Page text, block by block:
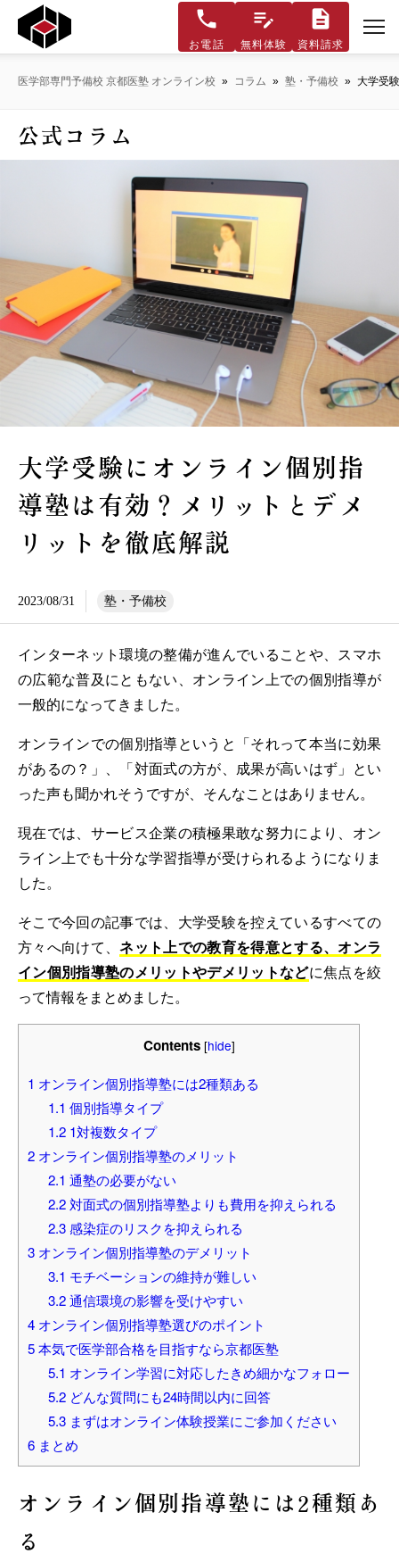
お電話 無料体験 資料請求
医学部専門予備校 京都医塾 オンライン校 » コラム » 塾・予備校 » 大学受
公式コラム
大学受験にオンライン個別指
導塾は有効？メリットとデメ
リットを徹底解説
2023/08/31 塾・予備校
インターネット環境の整備が進んでいることや、スマホ
の広範な普及にともない、オンライン上での個別指導が
一般的になってきました。
オンラインでの個別指導というと「それって本当に効果
があるの？」、「対面式の方が、成果が高いはず」とい
った声も聞かれそうですが、そんなことはありません。
現在では、サービス企業の積極果敢な努力により、オン
ライン上でも十分な学習指導が受けられるようになりま
した。
そこで今回の記事では、大学受験を控えているすべての
方々へ向けて、ネット上での教育を得意とする、オンラ
イン個別指導塾のメリットやデメリットなどに焦点を絞
って情報をまとめました。
Contents [hide]
1 オンライン個別指導塾には2種類ある
1.1 個別指導タイプ
1.21対複数タイプ
2 オンライン個別指導塾のメリット
2.1 通塾の必要がない
2.2対面式の個別指導塾よりも費用を抑えられる
2.3感染症のリスクを抑えられる
3 オンライン個別指導塾のデメリット
3.1 モチベーションの維持が難しい
3.2通信環境の影響を受けやすい
4 オンライン個別指導塾選びのポイント
5本気で医学部合格を目指すなら京都医塾
5.1 オンライン学習に対応したきめ細かなフォロー
5.2どんな質問にも24時間以内に回答
5.3まずはオンライン体験授業にご参加ください
6 まとめ
オンライン個別指導塾には2種類あ
る